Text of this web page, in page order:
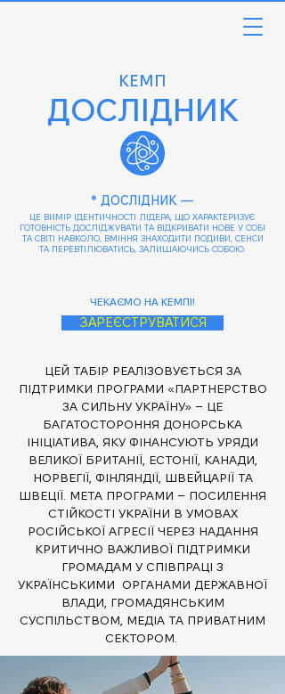
КЕМП
ДОСЛІДНИК
* ДОСЛІДНИК —
ЦЕ ВИМІР ІДЕНТИЧНОСТІ ЛІДЕРА, ЩО ХАРАКТЕРИЗУЄ
ГОТОВНІСТЬ ДОСЛІДЖУВАТИ ТА ВІДКРИВАТИ НОВЕ У СОБІ
ТА СВІТІ НАВКОЛО, ВМІННЯ ЗНАХОДИТИ ПОДИВИ, СЕНСИ
ТА ПЕРЕВТІЛЮВАТИСЬ, ЗАЛИШАЮЧИСЬ СОБОЮ.
ЧЕКАЄМО НА КЕМПІ!
ЗАРЕЄСТРУВАТИСЯ
ЦЕЙ ТАБІР РЕАЛІЗОВУЄТЬСЯ ЗА
ПІДТРИМКИ ПРОГРАМИ «ПАРТНЕРСТВО
ЗА СИЛЬНУ УКРАЇНУ» – ЦЕ
БАГАТОСТОРОННЯ ДОНОРСЬКА
ІНІЦІАТИВА, ЯКУ ФІНАНСУЮТЬ УРЯДИ
ВЕЛИКОЇ БРИТАНІЇ, ЕСТОНІЇ, КАНАДИ,
НОРВЕГІЇ, ФІНЛЯНДІЇ, ШВЕЙЦАРІЇ ТА
ШВЕЦІЇ. МЕТА ПРОГРАМИ – ПОСИЛЕННЯ
СТІЙКОСТІ УКРАЇНИ В УМОВАХ
РОСІЙСЬКОЇ АГРЕСІЇ ЧЕРЕЗ НАДАННЯ
КРИТИЧНО ВАЖЛИВОЇ ПІДТРИМКИ
ГРОМАДАМ У СПІВПРАЦІ З
УКРАЇНСЬКИМИ ОРГАНАМИ ДЕРЖАВНОЇ
ВЛАДИ, ГРОМАДЯНСЬКИМ
СУСПІЛЬСТВОМ, МЕДІА ТА ПРИВАТНИМ
СЕКТОРОМ.